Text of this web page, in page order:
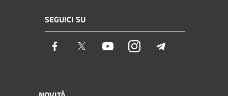
SEGUICI SU
Facebook Twitter YoutubeInstagram